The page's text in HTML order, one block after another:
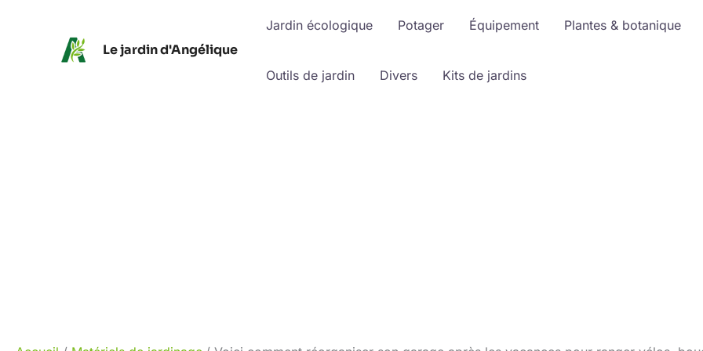
Le jardin d'Angélique
Jardin écologique Potager Équipement Plantes & botanique
Outils de jardin Divers Kits de jardins